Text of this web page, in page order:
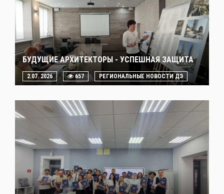
БУДУЩИЕ АРХИТЕКТОРЫ - УСПЕШНАЯ ЗАЩИТА
2.07. 2026 657 РЕГИОНАЛЬНЫЕ НОВОСТИ ДЭ